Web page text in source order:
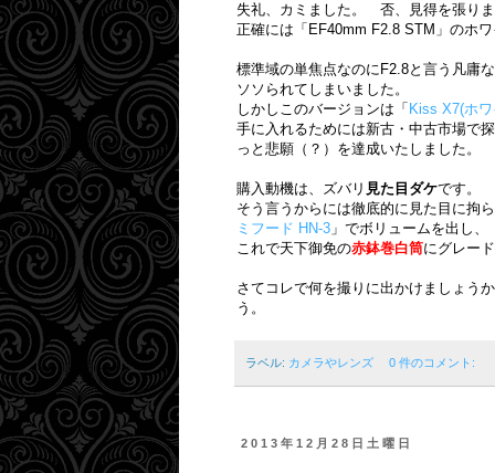
失礼、カミました。 否、見得を張り
正確には「EF40mm F2.8 STM」のホ
標準域の単焦点なのにF2.8と言う凡庸
ソソられてしまいました。
しかしこのバージョンは「 Kiss X7(ホ
手に入れるためには新古・中古市場で
っと悲願（？）を達成いたしました。
購入動機は、ズバリ 見た目ダケです。
そう言うからには徹底的に見た目に拘
ミフード HN-3 」でボリュームを出し、
これで天下御免の赤鉢巻白筒にグレー
さてコレで何を撮りに出かけましょう
う。
ラベル: カメラやレンズ 0 件のコメント:
2013年12月28日土曜日